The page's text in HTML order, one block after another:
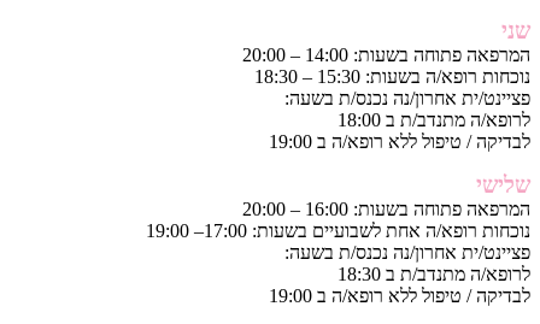
שני
המרפאה פתוחה בשעות: 14:00 – 20:00
נוכחות רופא/ה בשעות: 15:30 – 18:30
פציינט/ית אחרון/נה נכנס/ת בשעה:
לרופא/ה מתנדב/ת ב 18:00
לבדיקה / טיפול ללא רופא/ה ב 19:00
שלישי
המרפאה פתוחה בשעות: 16:00 – 20:00
נוכחות רופא/ה אחת לשבועיים בשעות: 17:00– 19:00
פציינט/ית אחרון/נה נכנס/ת בשעה:
לרופא/ה מתנדב/ת ב 18:30
לבדיקה / טיפול ללא רופא/ה ב 19:00